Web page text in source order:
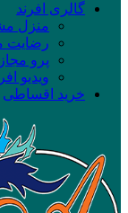
گالری افرند
منزل
رضایت
پرو
ویدیو
خرید اقساطی